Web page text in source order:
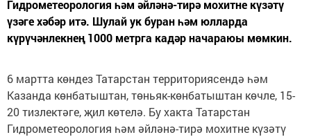
Гидрометеорология һәм әйләнә-тирә мохитне күзәтү
үзәге хәбәр итә. Шулай ук буран һәм юлларда
күрүчәнлекнең 1000 метрга кадәр начараюы мөмкин.
6 мартта көндез Татарстан территориясендә һәм
Казанда көнбатыштан, төньяк-көнбатыштан көчле, 15-
20 тизлектәге, җил көтелә. Бу хакта Татарстан
Гидрометеорология һәм әйләнә-тирә мохитне күзәтү